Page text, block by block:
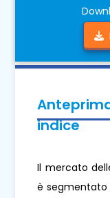
indice
Il mercato
è segmentato